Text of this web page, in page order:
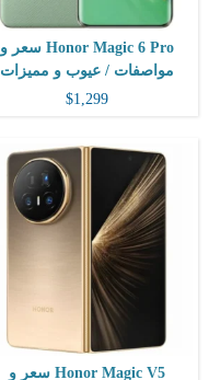
Honor Magic 6 Pro سعر و
مواصفات / عيوب و مميزات
$1,299
Honor Magic V5 سعر و
المعالج:ثماني النواة Snapdragon 8 Gen 3 تكنولوجيا 4 نانو
التخزين / الرام:512 جيجا مع 12 جيجا رام
الكاميرا:خلفية ثلاثية 200+50+12 م.ب. / امامية 50 م.ب.
نظام التشغيل: اندرويد 15